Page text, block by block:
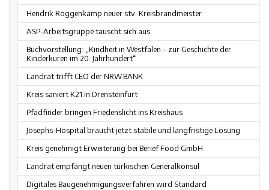
Hendrik Roggenkamp neuer stv. Kreisbrandmeister
ASP-Arbeitsgruppe tauscht sich aus
Buchvorstellung: „Kindheit in Westfalen – zur Geschichte der
Kinderkuren im 20. Jahrhundert“
Landrat trifft CEO der NRW.BANK
Kreis saniert K21 in Drensteinfurt
Pfadfinder bringen Friedenslicht ins Kreishaus
Josephs-Hospital braucht jetzt stabile und langfristige Lösung
Kreis genehmigt Erweiterung bei Berief Food GmbH
Landrat empfängt neuen türkischen Generalkonsul
Digitales Baugenehmigungsverfahren wird Standard